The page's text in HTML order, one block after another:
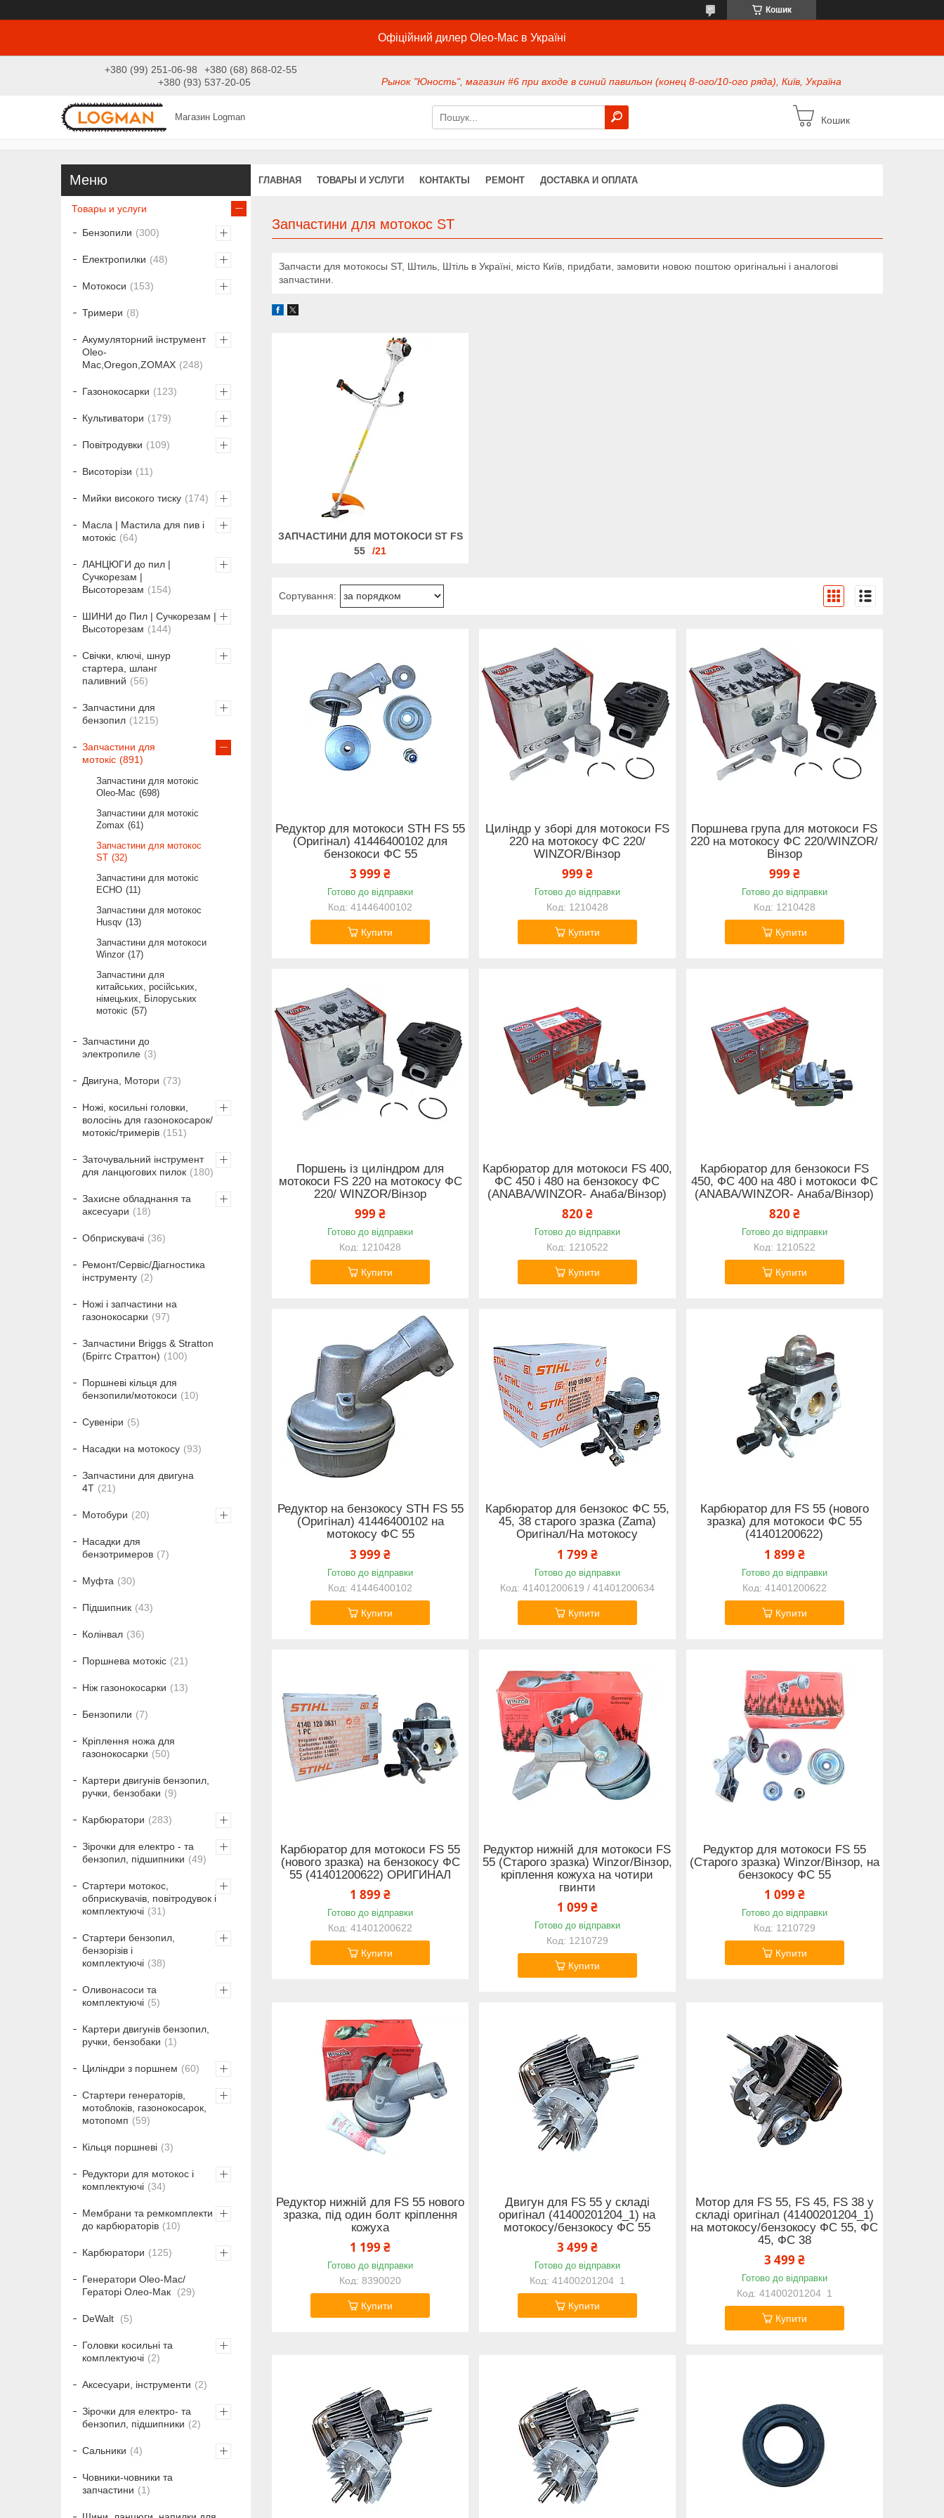
Кошик
Офіційний дилер Oleo-Mac в Україні
+380 (99) 251-06-98
+380 (68) 868-02-55
+380 (93) 537-20-05
Рынок "Юность", магазин #6 при входе в синий павильон (конец 8-ого/10-ого ряда), Київ, Україна
Магазин Logman Кошик
ГЛАВНАЯ ТОВАРЫ И УСЛУГИ КОНТАКТЫ РЕМОНТ ДОСТАВКА И ОПЛАТА
Запчастини для мотокос ST
Запчасти для мотокосы ST, Штиль, Штіль в Україні, місто Київ, придбати, замовити новою поштою оригінальні і аналогові
запчастини.
ЗАПЧАСТИНИ ДЛЯ МОТОКОСИ ST FS
55
21
Редуктор для мотокоси STH FS 55
(Оригінал) 41446400102 для
бензокоси ФС 55
3 999 ₴
Готово до відправки
41446400102
Купити
Циліндр у зборі для мотокоси FS
220 на мотокосу ФС 220/
WINZOR/Вінзор
999 ₴
Готово до відправки
1210428
Купити
Поршнева група для мотокоси FS
220 на мотокосу ФС 220/WINZOR/
Вінзор
999 ₴
Готово до відправки
1210428
Купити
Поршень із циліндром для
мотокоси FS 220 на мотокосу ФС
220/ WINZOR/Вінзор
999 ₴
Готово до відправки
1210428
Купити
Карбюратор для мотокоси FS 400,
ФС 450 і 480 на бензокосу ФС
(ANABA/WINZOR- Анаба/Вінзор)
820 ₴
Готово до відправки
1210522
Купити
Карбюратор для бензокоси FS
450, ФС 400 на 480 і мотокоси ФС
(ANABA/WINZOR- Анаба/Вінзор)
820 ₴
Готово до відправки
1210522
Купити
Редуктор на бензокосу STH FS 55
(Оригінал) 41446400102 на
мотокосу ФС 55
3 999 ₴
Готово до відправки
41446400102
Купити
Карбюратор для бензокос ФС 55,
45, 38 старого зразка (Zama)
Оригінал/На мотокосу
1 799 ₴
Готово до відправки
41401200619 / 41401200634
Купити
Карбюратор для FS 55 (нового
зразка) для мотокоси ФС 55
(41401200622)
1 899 ₴
Готово до відправки
41401200622
Купити
Карбюратор для мотокоси FS 55
(нового зразка) на бензокосу ФС
55 (41401200622) ОРИГИНАЛ
1 899 ₴
Готово до відправки
41401200622
Купити
Редуктор нижній для мотокоси FS
55 (Старого зразка) Winzor/Вінзор,
кріплення кожуха на чотири
гвинти
1 099 ₴
Готово до відправки
1210729
Купити
Редуктор для мотокоси FS 55
(Старого зразка) Winzor/Вінзор, на
бензокосу ФС 55
1 099 ₴
Готово до відправки
1210729
Купити
Редуктор нижній для FS 55 нового
зразка, під один болт кріплення
кожуха
1 199 ₴
Готово до відправки
8390020
Купити
Двигун для FS 55 у складі
оригінал (41400201204_1) на
мотокосу/бензокосу ФС 55
3 499 ₴
Готово до відправки
41400201204_1
Купити
Мотор для FS 55, FS 45, FS 38 у
складі оригінал (41400201204_1)
на мотокосу/бензокосу ФС 55, ФС
45, ФС 38
3 499 ₴
Готово до відправки
41400201204_1
Купити
Товары и услуги
Бензопили 300
Електропилки 48
Мотокоси 153
Тримери 8
Акумуляторний інструмент
Oleo-
Mac,Oregon,ZOMAX
248
Газонокосарки 123
Культиватори 179
Повітродувки 109
Висоторізи 11
Мийки високого тиску 174
Масла | Мастила для пив і
мотокіс
64
ЛАНЦЮГИ до пил |
Сучкорезам |
Высоторезам
154
ШИНИ до Пил | Сучкорезам |
Высоторезам
144
Свічки, ключі, шнур
стартера, шланг
паливний
56
Запчастини для
бензопил
1215
Запчастини для
мотокіс
891
Запчастини для мотокіс
Oleo-Mac
698
Запчастини для мотокіс
Zomax
61
Запчастини для мотокос
ST 32
Запчастини для мотокіс
ECHO
11
Запчастини для мотокос
Husqv
13
Запчастини для мотокоси
Winzor
17
Запчастини для
китайських, російських,
німецьких, Білоруських
мотокіс
57
Запчастини до
электропиле
3
Двигуна, Мотори 73
Ножі, косильні головки,
волосінь для газонокосарок/
мотокіс/тримерів
151
Заточувальний інструмент
для ланцюгових пилок
180
Захисне обладнання та
аксесуари
18
Обприскувачі 36
Ремонт/Сервіс/Діагностика
інструменту
2
Ножі і запчастини на
газонокосарки
97
Запчастини Briggs & Stratton
(Бріггс Страттон)
100
Поршневі кільця для
бензопили/мотокоси
10
Сувеніри 5
Насадки на мотокосу 93
Запчастини для двигуна
4T
21
Мотобури 20
Насадки для
бензотримеров
7
Муфта 30
Підшипник 43
Колінвал 36
Поршнева мотокіс 21
Ніж газонокосарки 13
Бензопили 7
Кріплення ножа для
газонокосарки
50
Картери двигунів бензопил,
ручки, бензобаки
9
Карбюратори 283
Зірочки для електро - та
бензопил, підшипники
49
Стартери мотокос,
обприскувачів, повітродувок і
комплектуючі
31
Стартери бензопил,
бензорізів і
комплектуючі
38
Оливонасоси та
комплектуючі
5
Картери двигунів бензопил,
ручки, бензобаки
1
Циліндри з поршнем 60
Стартери генераторів,
мотоблоків, газонокосарок,
мотопомп
59
Кільця поршневі 3
Редуктори для мотокос і
комплектуючі
34
Мембрани та ремкомплекти
до карбюраторів
10
Карбюратори 125
Генератори Oleo-Mac/
Гераторі Олео-Мак
29
DeWalt 5
Головки косильні та
комплектуючі
2
Аксесуари, інструменти 2
Зірочки для електро- та
бензопил, підшипники
2
Сальники 4
Човники-човники та
запчастини
1